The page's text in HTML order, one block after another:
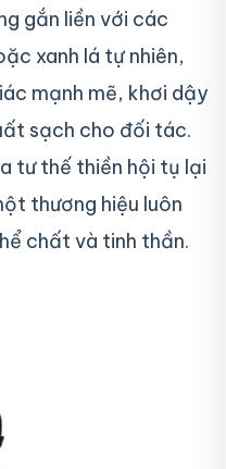
gắn liền với các
xanh lá tự nhiên,
mạnh mẽ, khơi dậy
sạch cho đối tác.
tư thế thiền hội tụ lại
thương hiệu luôn
chất và tinh thần.